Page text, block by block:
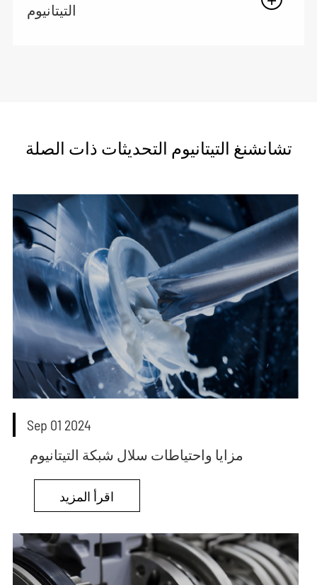
التيتانيوم
تشانشنغ التيتانيوم التحديثات ذات الصلة
Sep 01 2024
مزايا واحتياطات سلال شبكة التيتانيوم
اقرأ المزيد